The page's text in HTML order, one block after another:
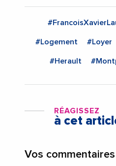
#Logement #Loyer
#Herault
RÉAGISSEZ
à cet
Vos commentaires